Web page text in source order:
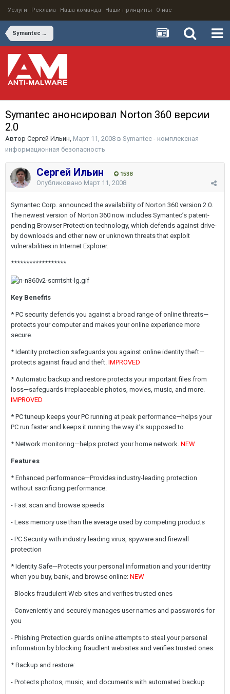
Услуги Реклама Наша команда Наши принципы О нас
Symantec - комплексная информационная безопасность
Symantec анонсировал Norton 360 версии
2.0
Автор Сергей Ильин, Март 11, 2008 в Symantec - комплексная
информационная безопасность
Сергей Ильин 1538
Опубликовано Март 11, 2008
Symantec Corp. announced the availability of Norton 360 version 2.0.
The newest version of Norton 360 now includes Symantec’s patent-
pending Browser Protection technology, which defends against drive-
by downloads and other new or unknown threats that exploit
vulnerabilities in Internet Explorer.
******************
Key Benefits
* PC security defends you against a broad range of online threats—
protects your computer and makes your online experience more
secure.
* Identity protection safeguards you against online identity theft—
protects against fraud and theft. IMPROVED
* Automatic backup and restore protects your important files from
loss—safeguards irreplaceable photos, movies, music, and more.
IMPROVED
* PC tuneup keeps your PC running at peak performance—helps your
PC run faster and keeps it running the way it’s supposed to.
* Network monitoring—helps protect your home network. NEW
Features
* Enhanced performance—Provides industry-leading protection
without sacrificing performance:
- Fast scan and browse speeds
- Less memory use than the average used by competing products
- PC Security with industry leading virus, spyware and firewall
protection
* Identity Safe—Protects your personal information and your identity
when you buy, bank, and browse online: NEW
- Blocks fraudulent Web sites and verifies trusted ones
- Conveniently and securely manages user names and passwords for
you
- Phishing Protection guards online attempts to steal your personal
information by blocking fraudlent websites and verifies trusted ones.
* Backup and restore:
- Protects photos, music, and documents with automated backup